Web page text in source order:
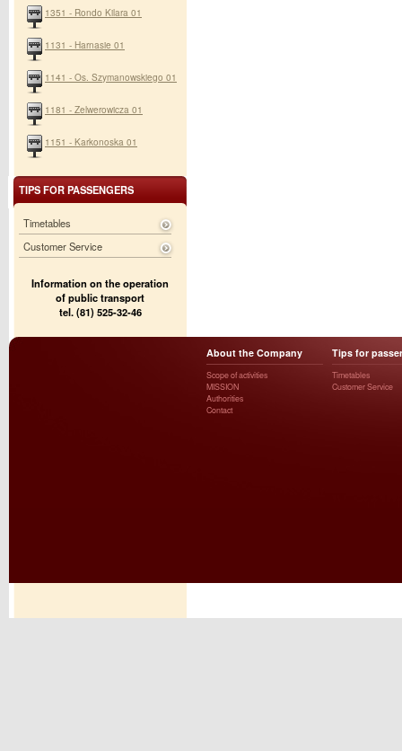
1351 - Rondo Kilara 01
1131 - Harnasie 01
1141 - Os. Szymanowskiego 01
1181 - Zelwerowicza 01
1151 - Karkonoska 01
TIPS FOR PASSENGERS
Timetables
Customer Service
Information on the operation
of public transport
tel. (81) 525-32-46
About the Company
Scope of activities
MISSION
Authorities
Contact
Tips for
Timetables
Customer Service